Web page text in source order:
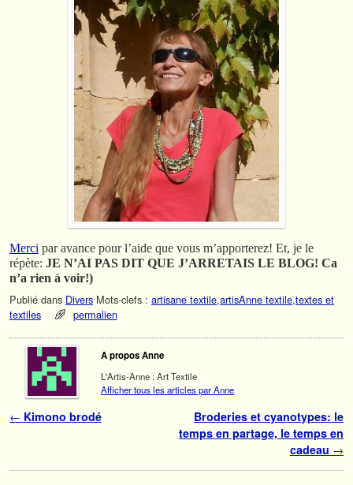
Merci par avance pour l’aide que vous m’apporterez! Et, je le
répète: JE N’AI PAS DIT QUE J’ARRETAIS LE BLOG! Ca
n’a rien à voir!)
Publié dans Divers Mots-clefs : artisane textile,artisAnne textile,textes et
textiles
permalien
A propos Anne
L'Artis-Anne : Art Textile
Afficher tous les articles par Anne
Navigation des articles
← Kimono brodé
Broderies et cyanotypes: le
temps en partage, le temps en
cadeau →